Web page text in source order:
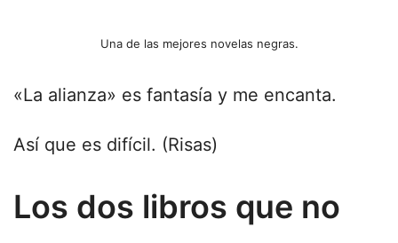
Una de las mejores novelas negras.
«La alianza» es fantasía y me encanta.
Así que es difícil. (Risas)
Los dos libros que no